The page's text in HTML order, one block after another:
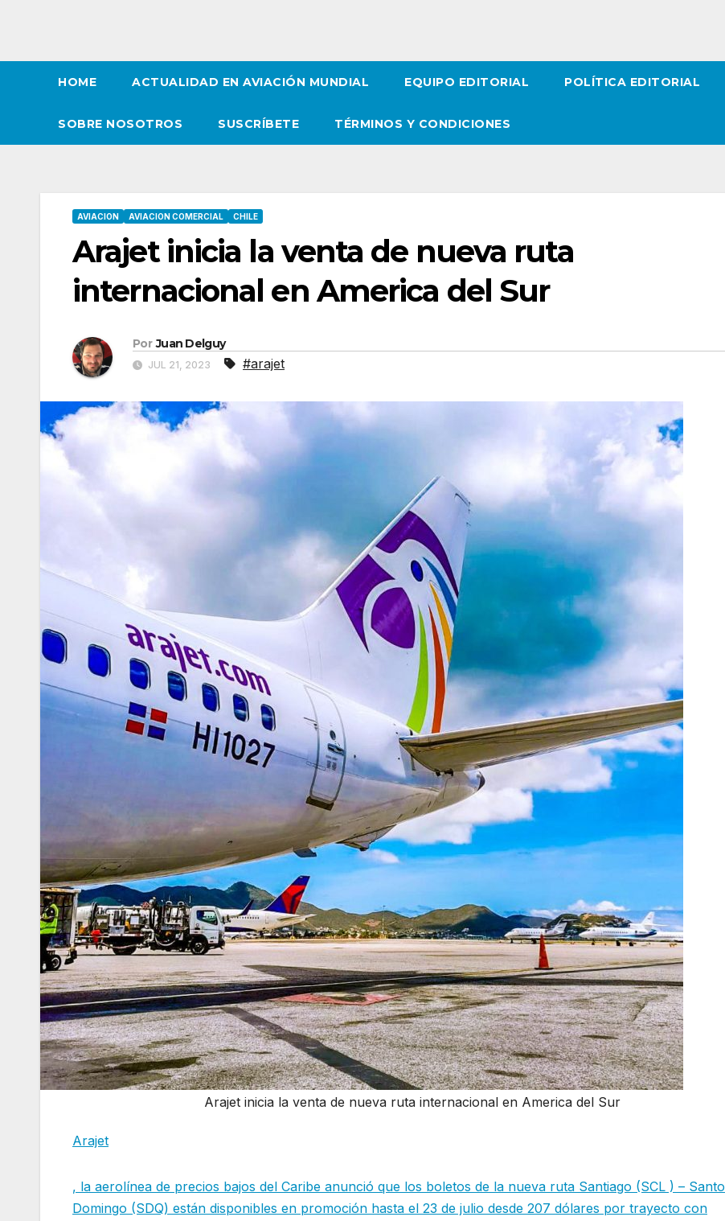
HOME ACTUALIDAD EN AVIACIÓN MUNDIAL EQUIPO EDITORIAL POLÍTICA EDITORIAL
SOBRE NOSOTROS SUSCRÍBETE TÉRMINOS Y CONDICIONES
AVIACION AVIACION COMERCIAL CHILE
Arajet inicia la venta de nueva ruta
internacional en America del Sur
Por Juan Delguy
JUL 21, 2023 #arajet
Arajet inicia la venta de nueva ruta internacional en America del Sur
Arajet
, la aerolínea de precios bajos del Caribe anunció que los boletos de la nueva ruta Santiago (SCL ) – Santo
Domingo (SDQ) están disponibles en promoción hasta el 23 de julio desde 207 dólares por trayecto con